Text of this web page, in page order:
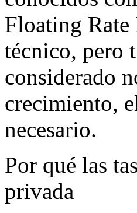
Floating Rate
técnico, pero
considerado
crecimiento,
necesario.
Por qué las
privada